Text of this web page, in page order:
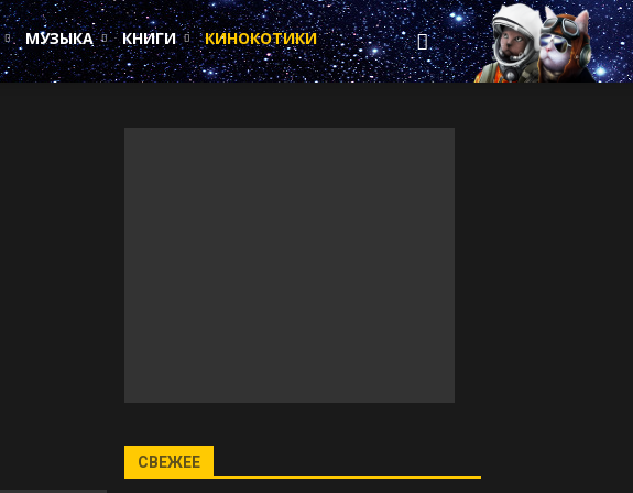
МУЗЫКА КНИГИ КИНОКОТИКИ
СВЕЖЕЕ